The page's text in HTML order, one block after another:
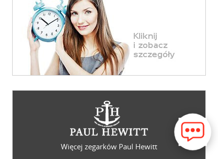
Więcej zegarków Paul Hewitt